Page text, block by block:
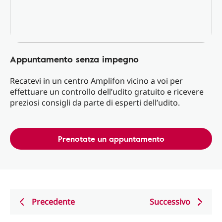
Appuntamento senza impegno
Recatevi in un centro Amplifon vicino a voi per
effettuare un controllo dell’udito gratuito e ricevere
preziosi consigli da parte di esperti dell’udito.
Prenotate un appuntamento
Precedente Successivo